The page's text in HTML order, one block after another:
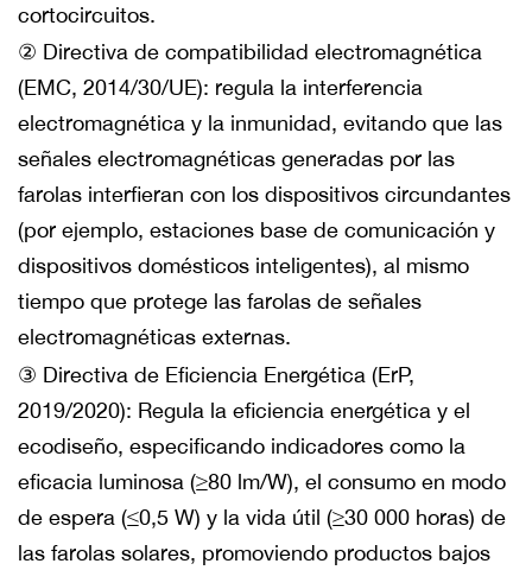
cortocircuitos.
② Directiva de compatibilidad electromagnética
(EMC, 2014/30/UE): regula la interferencia
electromagnética y la inmunidad, evitando que las
señales electromagnéticas generadas por las
farolas interfieran con los dispositivos circundantes
(por ejemplo, estaciones base de comunicación y
dispositivos domésticos inteligentes), al mismo
tiempo que protege las farolas de señales
electromagnéticas externas.
③ Directiva de Eficiencia Energética (ErP,
2019/2020): Regula la eficiencia energética y el
ecodiseño, especificando indicadores como la
eficacia luminosa (≥80 lm/W), el consumo en modo
de espera (≤0,5 W) y la vida útil (≥30 000 horas) de
las farolas solares, promoviendo productos bajos